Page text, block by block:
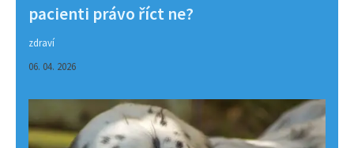
pacienti právo říct ne?
zdraví
06. 04. 2026